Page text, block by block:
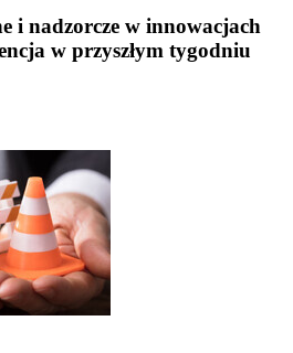
i nadzorcze w innowacjach
w przyszłym tygodniu